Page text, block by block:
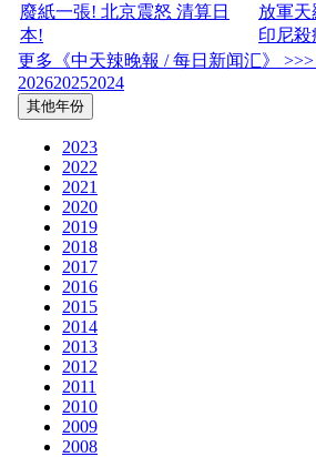
廢紙一張! 北京震怒 清算日
本!
放軍
印尼殺
更多《中天辣晚報 / 每日新闻汇》 >>>
202620252024
其他年份
2023
2022
2021
2020
2019
2018
2017
2016
2015
2014
2013
2012
2011
2010
2009
2008